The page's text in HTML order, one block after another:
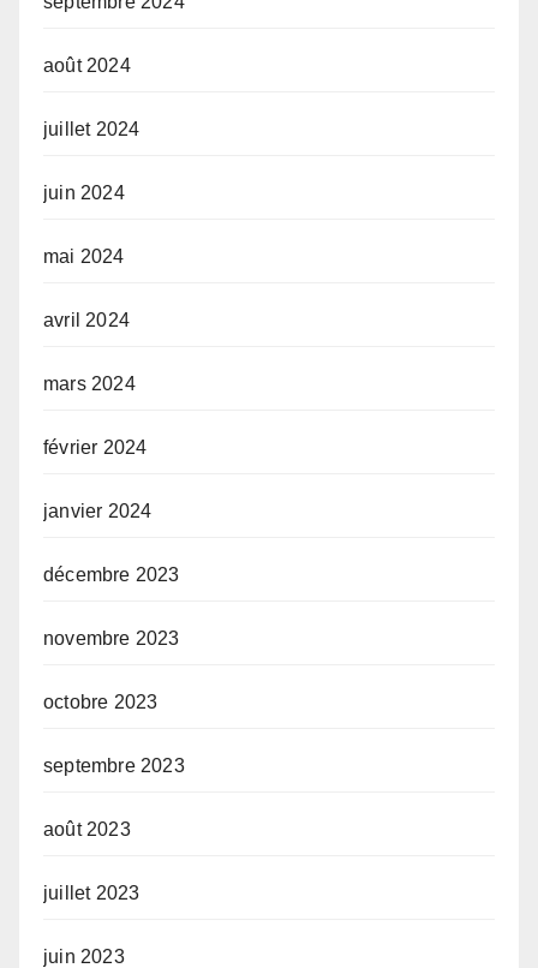
août 2024
juillet 2024
juin 2024
mai 2024
avril 2024
mars 2024
février 2024
janvier 2024
décembre 2023
novembre 2023
octobre 2023
septembre 2023
août 2023
juillet 2023
juin 2023